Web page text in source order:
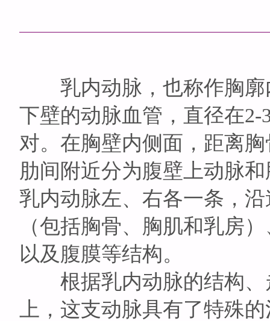
乳内动脉，也称作胸廓
下壁的动脉血管，直径在
对。在胸壁内侧面，距离
肋间附近分为腹壁上动脉
乳内动脉左、右各一条，
（包括胸骨、胸肌和乳房
以及腹膜等结构。
根据乳内动脉的结构、
上，这支动脉具有了特殊